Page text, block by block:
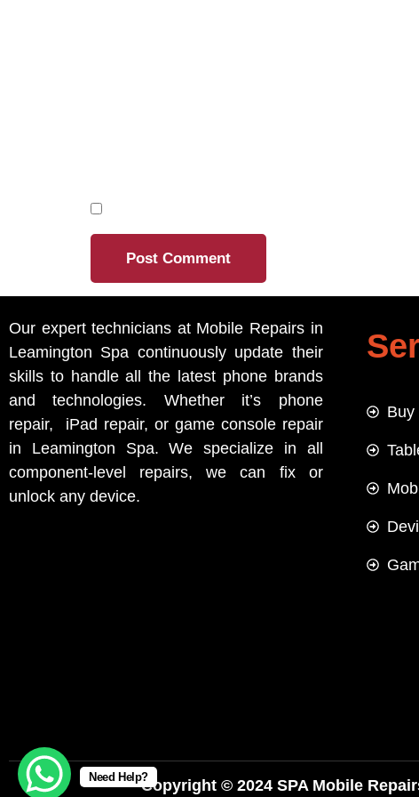
Our expert technicians at Mobile Repairs in
Leamington Spa continuously update their
skills to handle all the latest phone brands
and technologies. Whether it’s phone
repair, iPad repair, or game console repair
in Leamington Spa. We specialize in all
component-level repairs, we can fix or
unlock any device.
Buy
Copyright © 2024 SPA Mobile
Need Help?